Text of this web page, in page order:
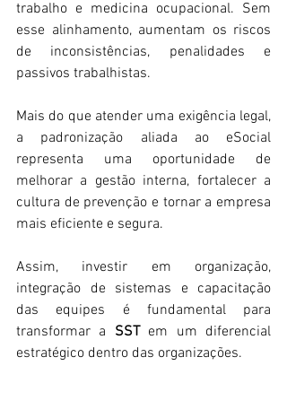
trabalho e medicina ocupacional. Sem
esse alinhamento, aumentam os riscos
de inconsistências, penalidades e
passivos trabalhistas.
Mais do que atender uma exigência legal,
a padronização aliada ao eSocial
representa uma oportunidade de
melhorar a gestão interna, fortalecer a
cultura de prevenção e tornar a empresa
mais eficiente e segura.
Assim, investir em organização,
integração de sistemas e capacitação
das equipes é fundamental para
transformar a SST em um diferencial
estratégico dentro das organizações.